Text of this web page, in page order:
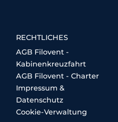
RECHTLICHES
AGB Filovent -
Kabinenkreuzfahrt
AGB Filovent - Charter
Impressum &
Datenschutz
Cookie-Verwaltung